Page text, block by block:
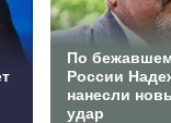
По
России
нанесли
удар